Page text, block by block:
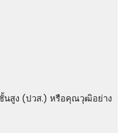
นสูง (ปวส.) หรือคุณวุฒิอย่าง